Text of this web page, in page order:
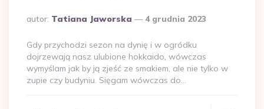
Dodane
autor: Tatiana Jaworska 4 grudnia 2023
Gdy przychodzi sezon na dynię i w ogródku
dojrzewają nasz ulubione hokkaido, wówczas
wymyślam jak by ją zjeść ze smakiem, ale nie tylko w
zupie czy budyniu. Sięgam wówczas do…